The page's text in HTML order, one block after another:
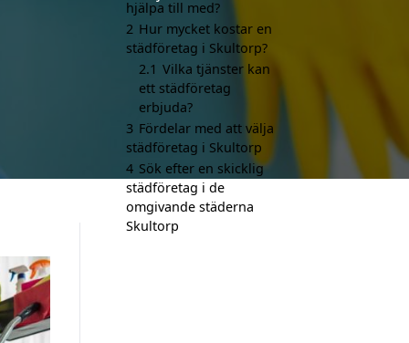
hjälpa till med?
2 Hur mycket kostar en
städföretag i Skultorp?
2.1 Vilka tjänster kan
ett städföretag
erbjuda?
3 Fördelar med att välja
städföretag i Skultorp
4 Sök efter en skicklig
städföretag i de
omgivande städerna
Skultorp